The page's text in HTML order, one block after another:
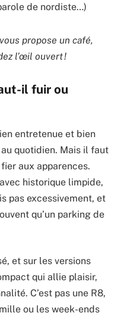
de nordiste…)
propose un café,
l’œil ouvert !
il fuir ou
entretenue et bien
quotidien. Mais il faut
aux apparences.
historique limpide,
pas excessivement, et
qu’un parking de
et sur les versions
qui allie plaisir,
C’est pas une R8,
ou les week-ends